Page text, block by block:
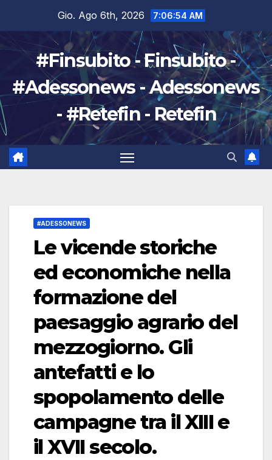
contenuto
Gio. Ago 6th, 2026 7:06:55 AM
#Finsubito - Finsubito -
#Adessonews - Adessonews
- #Retefin - Retefin
#ADESSONEWS
Le vicende storiche
ed economiche nella
formazione del
paesaggio agrario del
mezzogiorno. Gli
antefatti e lo
spopolamento delle
campagne tra il XIII e
il XVII secolo.